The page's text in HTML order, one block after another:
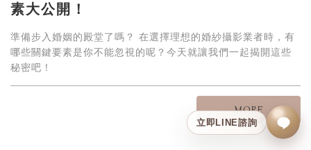
素大公開！
準備步入婚姻的殿堂了嗎？ 在選擇理想的婚紗攝影業者時，有
哪些關鍵要素是你不能忽視的呢？今天就讓我們一起揭開這些
秘密吧！
MORE
立即LINE諮詢